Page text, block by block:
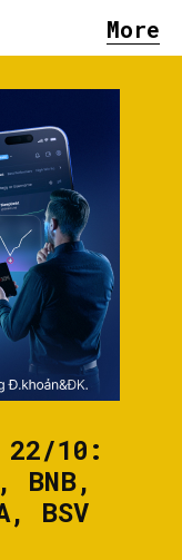
More
10:
BNB,
BSV